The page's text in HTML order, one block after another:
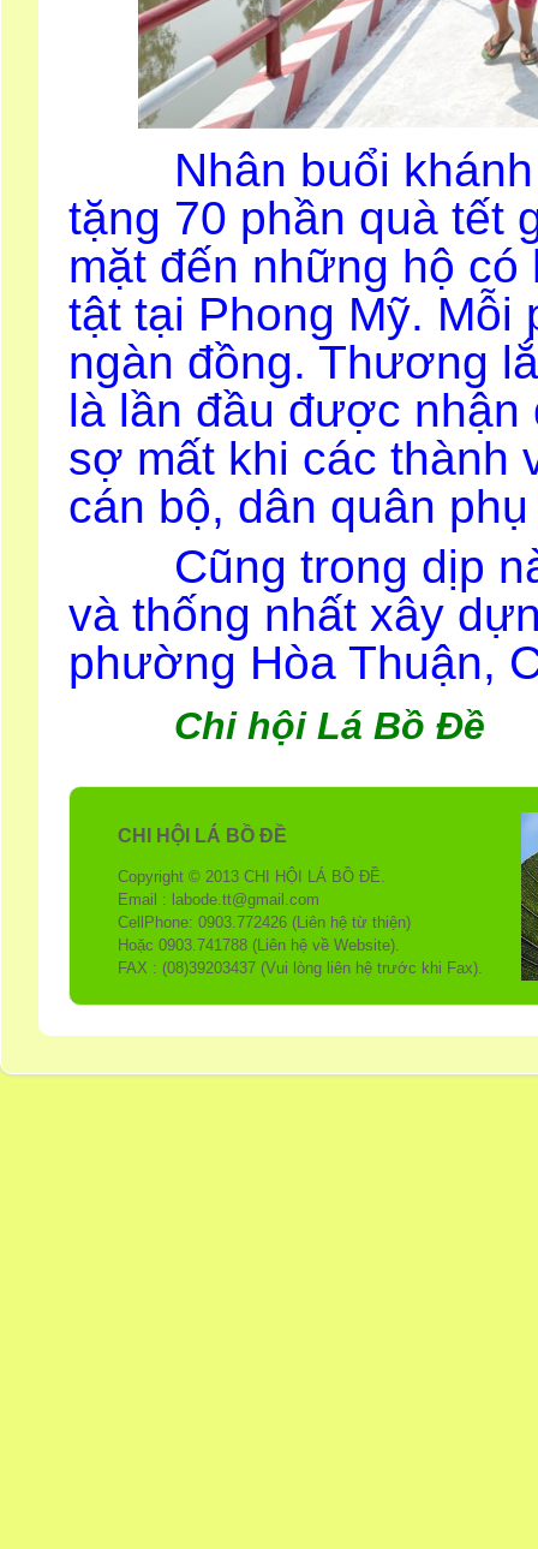
Nhân buổi khánh
tặng 70 phần quà tết
mặt đến những hộ
tật tại Phong Mỹ. Mỗi
ngàn đồng. Thương
là lần đầu được
sợ mất khi các thành
cán bộ, dân quân
Cũng trong dịp
và thống nhất xây
phường Hòa Thuận,
Chi hội Lá Bồ Đề
CHI HỘI LÁ BỒ ĐỀ
Copyright © 2013 CHI HỘI LÁ BỒ ĐỀ.
Email : labode.tt@gmail.com
CellPhone: 0903.772426 (Liên hệ từ thiện)
Hoặc 0903.741788 (Liên hệ về Website).
FAX : (08)39203437 (Vui lòng liên hệ trước khi Fax).